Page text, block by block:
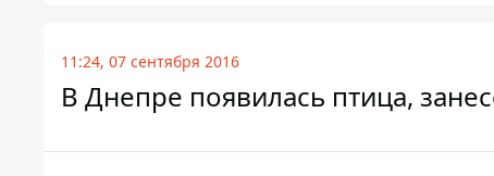
11:24, 07 сентября 2016
В Днепре появилась птица,